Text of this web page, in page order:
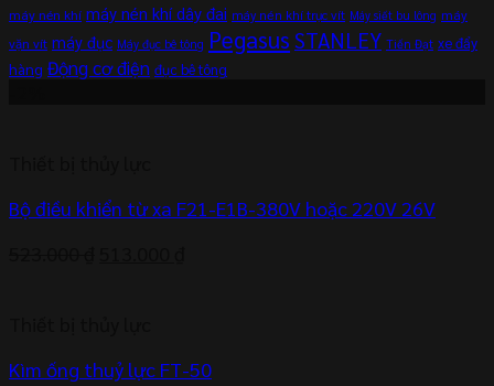
máy nén khí máy nén khí dây đai máy nén khí trục vít Máy siết bu lông máy
vặn vít máy đục Máy đục bê tông Pegasus STANLEY Tiến Đạt xe đẩy
hàng Động cơ điện đục bê tông
Bộ điều khiển từ xa F21-E1B-380V hoặc 220V 26V
Kìm ống thuỷ lực FT-50